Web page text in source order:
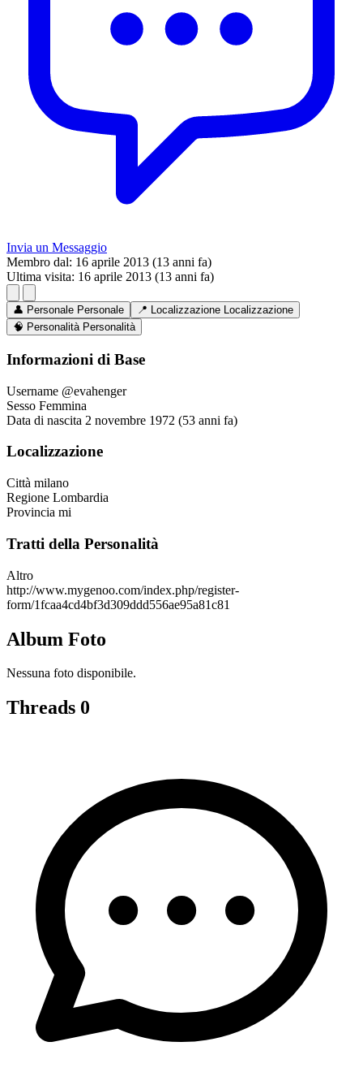
Invia un Messaggio
Membro dal: 16 aprile 2013 (13 anni fa)
Ultima visita: 16 aprile 2013 (13 anni fa)
👤 Personale Personale 📍 Localizzazione Localizzazione
🧠 Personalità Personalità
Informazioni di Base
Username @evahenger
Sesso Femmina
Data di nascita 2 novembre 1972 (53 anni fa)
Localizzazione
Città milano
Regione Lombardia
Provincia mi
Tratti della Personalità
Altro
http://www.mygenoo.com/index.php/register-
form/1fcaa4cd4bf3d309ddd556ae95a81c81
Album Foto
Nessuna foto disponibile.
Threads 0